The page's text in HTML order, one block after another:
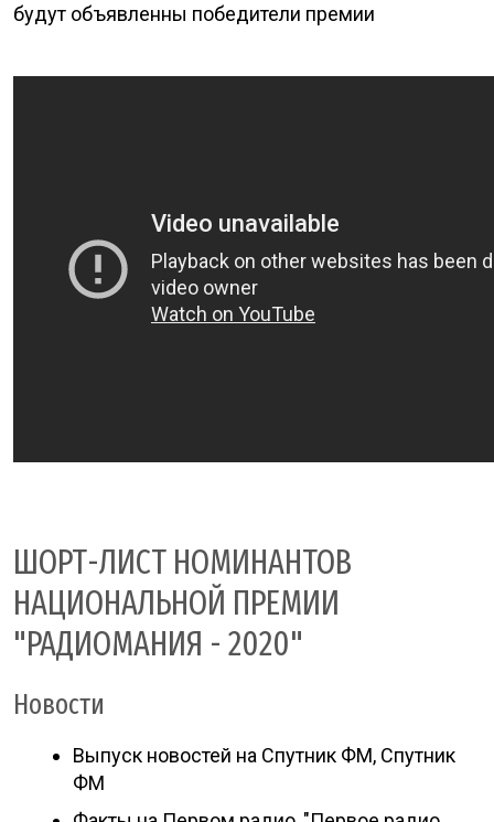
будут объявленны победители премии
ШОРТ-ЛИСТ НОМИНАНТОВ
НАЦИОНАЛЬНОЙ ПРЕМИИ
"РАДИОМАНИЯ - 2020"
Новости
Выпуск новостей на Спутник ФМ, Спутник
ФМ